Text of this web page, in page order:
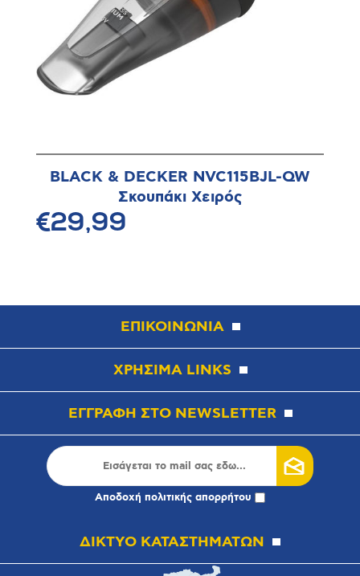
BLACK & DECKER NVC115BJL-QW
Σκουπάκι Χειρός
€29,99
ΕΠΙΚΟΙΝΩΝΙΑ
ΧΡΗΣΙΜΑ LINKS
ΕΓΓΡΑΦΗ ΣΤΟ NEWSLETTER
Αποδοχή πολιτικής απορρήτου
ΔΙΚΤΥΟ ΚΑΤΑΣΤΗΜΑΤΩΝ